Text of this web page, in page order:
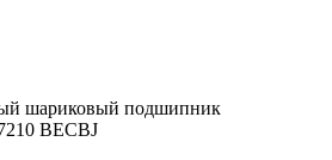
шариковый подшипник
BECBJ